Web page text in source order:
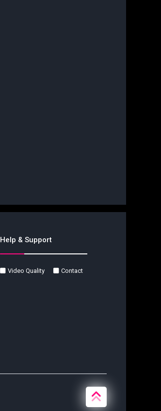
Help & Support
Video Quality Contact